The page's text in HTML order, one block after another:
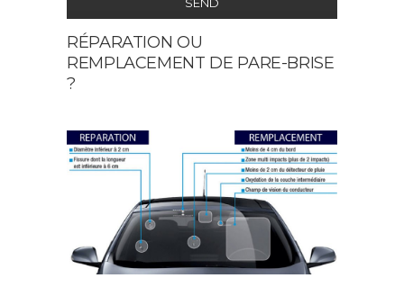
SEND
This
field
should
left
blank
RÉPARATION OU
REMPLACEMENT DE PARE-BRISE
?